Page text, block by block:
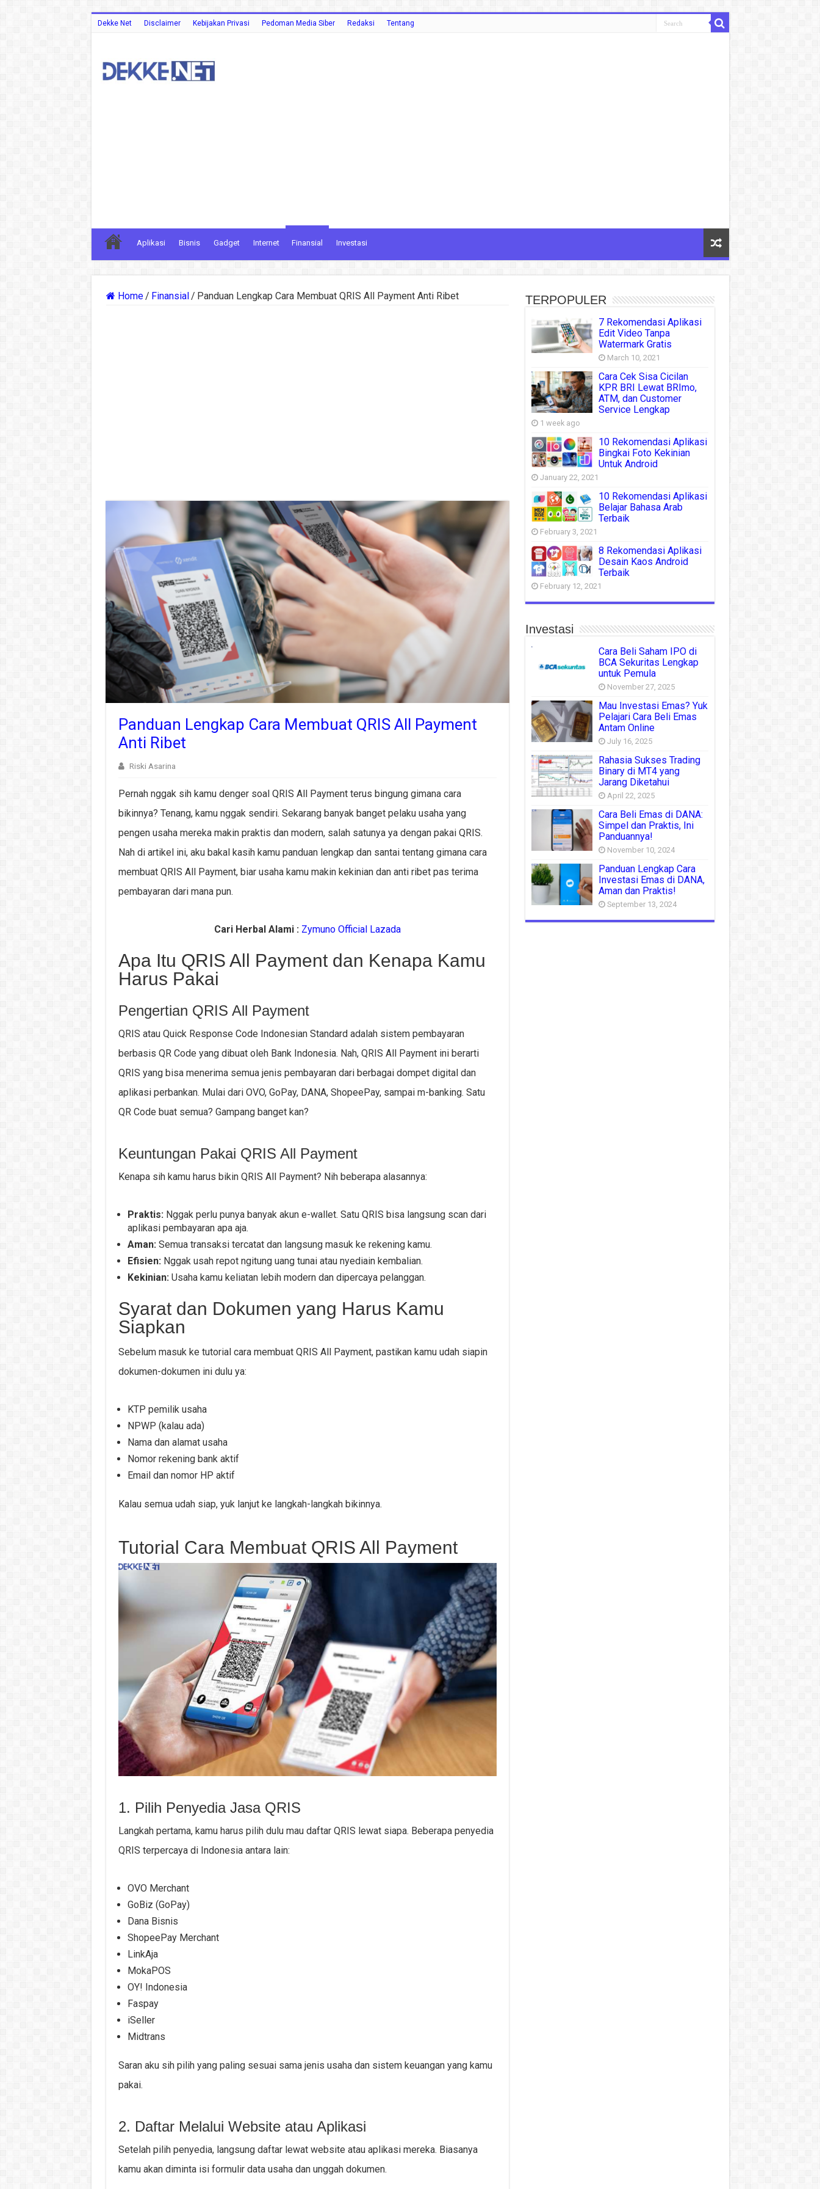
Dekke Net Disclaimer Kebijakan Privasi Pedoman Media Siber Redaksi Tentang
Aplikasi Bisnis Gadget Internet Finansial Investasi
Home/ Finansial/ Panduan Lengkap Cara Membuat QRIS All Payment Anti Ribet
Panduan Lengkap Cara Membuat QRIS All Payment
Anti Ribet
Riski Asarina
Pernah nggak sih kamu denger soal QRIS All Payment terus bingung gimana cara
bikinnya? Tenang, kamu nggak sendiri. Sekarang banyak banget pelaku usaha yang
pengen usaha mereka makin praktis dan modern, salah satunya ya dengan pakai QRIS.
Nah di artikel ini, aku bakal kasih kamu panduan lengkap dan santai tentang gimana cara
membuat QRIS All Payment, biar usaha kamu makin kekinian dan anti ribet pas terima
pembayaran dari mana pun.
Cari Herbal Alami : Zymuno Official Lazada
Apa Itu QRIS All Payment dan Kenapa Kamu
Harus Pakai
Pengertian QRIS All Payment
QRIS atau Quick Response Code Indonesian Standard adalah sistem pembayaran
berbasis QR Code yang dibuat oleh Bank Indonesia. Nah, QRIS All Payment ini berarti
QRIS yang bisa menerima semua jenis pembayaran dari berbagai dompet digital dan
aplikasi perbankan. Mulai dari OVO, GoPay, DANA, ShopeePay, sampai m-banking. Satu
QR Code buat semua? Gampang banget kan?
Keuntungan Pakai QRIS All Payment
Kenapa sih kamu harus bikin QRIS All Payment? Nih beberapa alasannya:
Praktis:Nggak perlu punya banyak akun e-wallet. Satu QRIS bisa langsung scan dari
aplikasi pembayaran apa aja.
Aman:Semua transaksi tercatat dan langsung masuk ke rekening kamu.
Efisien:Nggak usah repot ngitung uang tunai atau nyediain kembalian.
Kekinian:Usaha kamu keliatan lebih modern dan dipercaya pelanggan.
Syarat dan Dokumen yang Harus Kamu
Siapkan
Sebelum masuk ke tutorial cara membuat QRIS All Payment, pastikan kamu udah siapin
dokumen-dokumen ini dulu ya:
KTP pemilik usaha
NPWP (kalau ada)
Nama dan alamat usaha
Nomor rekening bank aktif
Email dan nomor HP aktif
Kalau semua udah siap, yuk lanjut ke langkah-langkah bikinnya.
Tutorial Cara Membuat QRIS All Payment
1. Pilih Penyedia Jasa QRIS
Langkah pertama, kamu harus pilih dulu mau daftar QRIS lewat siapa. Beberapa penyedia
QRIS terpercaya di Indonesia antara lain:
OVO Merchant
GoBiz (GoPay)
Dana Bisnis
ShopeePay Merchant
LinkAja
MokaPOS
OY! Indonesia
Faspay
iSeller
Midtrans
Saran aku sih pilih yang paling sesuai sama jenis usaha dan sistem keuangan yang kamu
pakai.
2. Daftar Melalui Website atau Aplikasi
Setelah pilih penyedia, langsung daftar lewat website atau aplikasi mereka. Biasanya
kamu akan diminta isi formulir data usaha dan unggah dokumen.
TERPOPULER
7 Rekomendasi Aplikasi
Edit Video Tanpa
Watermark Gratis
March 10, 2021
Cara Cek Sisa Cicilan
KPR BRI Lewat BRImo,
ATM, dan Customer
Service Lengkap
1 week ago
10 Rekomendasi Aplikasi
Bingkai Foto Kekinian
Untuk Android
January 22, 2021
10 Rekomendasi Aplikasi
Belajar Bahasa Arab
Terbaik
February 3, 2021
8 Rekomendasi Aplikasi
Desain Kaos Android
Terbaik
February 12, 2021
Investasi
Cara Beli Saham IPO di
BCA Sekuritas Lengkap
untuk Pemula
November 27, 2025
Mau Investasi Emas? Yuk
Pelajari Cara Beli Emas
Antam Online
July 16, 2025
Rahasia Sukses Trading
Binary di MT4 yang
Jarang Diketahui
April 22, 2025
Cara Beli Emas di DANA:
Simpel dan Praktis, Ini
Panduannya!
November 10, 2024
Panduan Lengkap Cara
Investasi Emas di DANA,
Aman dan Praktis!
September 13, 2024